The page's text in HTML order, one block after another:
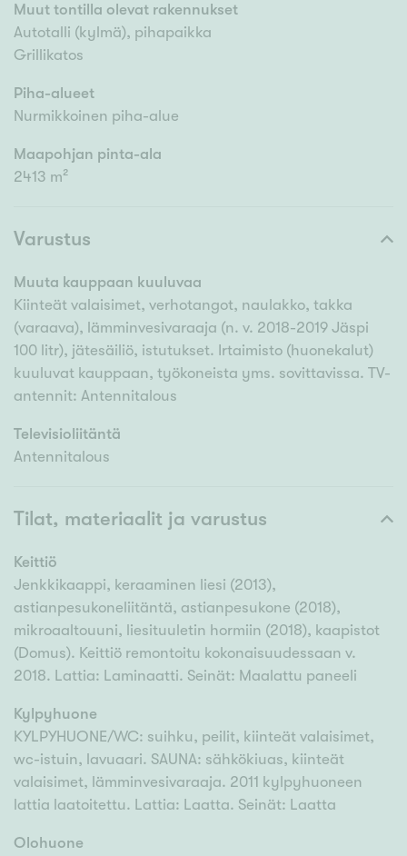
Muut tontilla olevat rakennukset
Autotalli (kylmä), pihapaikka
Grillikatos
Piha-alueet
Nurmikkoinen piha-alue
Maapohjan pinta-ala
2413 m²
Varustus
Muuta kauppaan kuuluvaa
Kiinteät valaisimet, verhotangot, naulakko, takka
(varaava), lämminvesivaraaja (n. v. 2018-2019 Jäspi
100 litr), jätesäiliö, istutukset. Irtaimisto (huonekalut)
kuuluvat kauppaan, työkoneista yms. sovittavissa. TV-
antennit: Antennitalous
Televisioliitäntä
Antennitalous
Tilat, materiaalit ja varustus
Keittiö
Jenkkikaappi, keraaminen liesi (2013),
astianpesukoneliitäntä, astianpesukone (2018),
mikroaaltouuni, liesituuletin hormiin (2018), kaapistot
(Domus). Keittiö remontoitu kokonaisuudessaan v.
2018. Lattia: Laminaatti. Seinät: Maalattu paneeli
Kylpyhuone
KYLPYHUONE/WC: suihku, peilit, kiinteät valaisimet,
wc-istuin, lavuaari. SAUNA: sähkökiuas, kiinteät
valaisimet, lämminvesivaraaja. 2011 kylpyhuoneen
lattia laatoitettu. Lattia: Laatta. Seinät: Laatta
Olohuone